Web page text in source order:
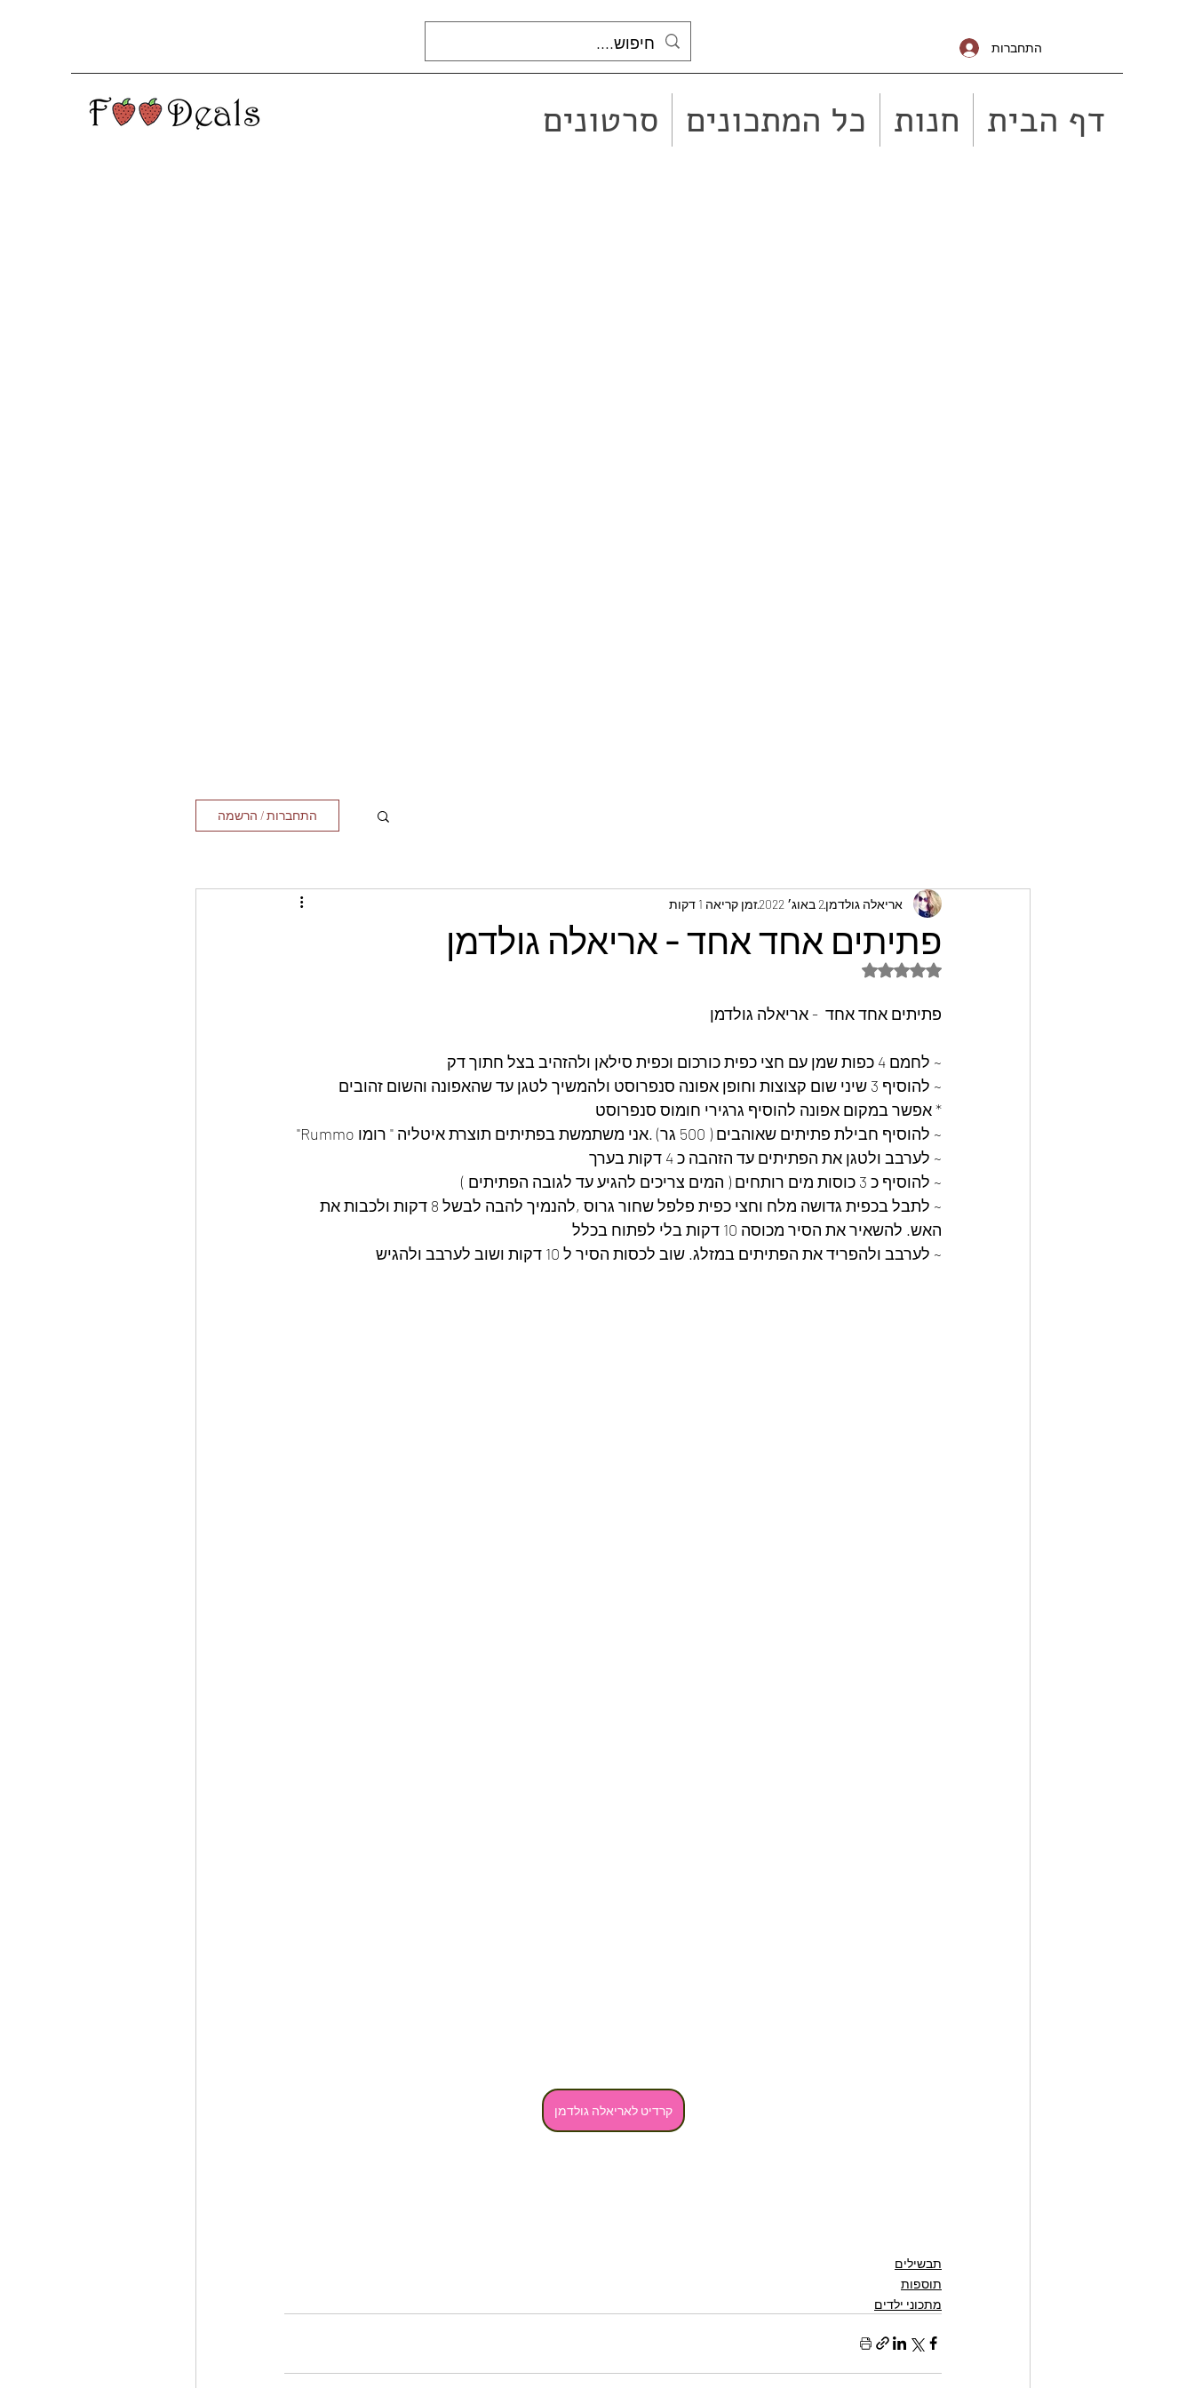
התחברות
דף הבית חנות כל המתכונים סרטונים
התחברות / הרשמה
פתיתים אחד אחד - אריאלה גולדמן
אריאלה גולדמן2 באוג׳ 2022 זמן קריאה 1 דקות
דירוג של NaN מתוך 5 כוכבים
פתיתים אחד אחד  - אריאלה גולדמן
~ לחמם 4 כפות שמן עם חצי כפית כורכום וכפית סילאן ולהזהיב בצל חתוך דק
~ להוסיף 3 שיני שום קצוצות וחופן אפונה סנפרוסט ולהמשיך לטגן עד שהאפונה והשום זהובים
* אפשר במקום אפונה להוסיף גרגירי חומוס סנפרוסט
~ להוסיף חבילת פתיתים שאוהבים ( 500 גר) .אני משתמשת בפתיתים תוצרת איטליה " רומו Rummo"
~ לערבב ולטגן את הפתיתים עד הזהבה כ 4 דקות בערך
~ להוסיף כ 3 כוסות מים רותחים ( המים צריכים להגיע עד לגובה הפתיתים )
~ לתבל בכפית גדושה מלח וחצי כפית פלפל שחור גרוס ,להנמיך להבה לבשל 8 דקות ולכבות את
האש. להשאיר את הסיר מכוסה 10 דקות בלי לפתוח בכלל
~ לערבב ולהפריד את הפתיתים במזלג. שוב לכסות הסיר ל 10 דקות ושוב לערבב ולהגיש
קרדיט לאריאלה גולדמן
תבשילים
תוספות
מתכוני ילדים